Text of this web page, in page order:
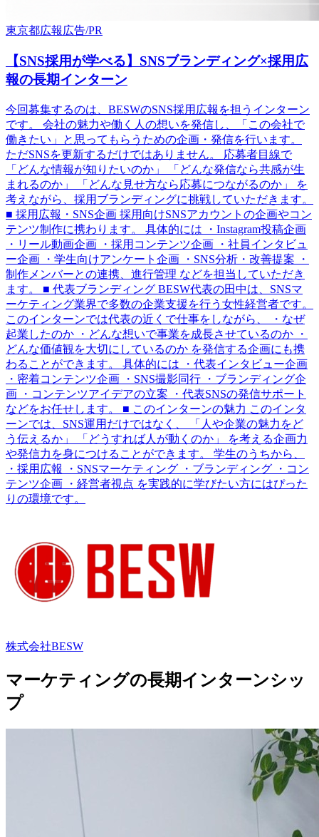
東京都広報広告/PR
【SNS採用が学べる】SNSブランディング×採用広
報の長期インターン
今回募集するのは、BESWのSNS採用広報を担うインターン
です。 会社の魅力や働く人の想いを発信し、「この会社で
働きたい」と思ってもらうための企画・発信を行います。
ただSNSを更新するだけではありません。 応募者目線で
「どんな情報が知りたいのか」 「どんな発信なら共感が生
まれるのか」 「どんな見せ方なら応募につながるのか」 を
考えながら、採用ブランディングに挑戦していただきます。
■ 採用広報・SNS企画 採用向けSNSアカウントの企画やコン
テンツ制作に携わります。 具体的には ・Instagram投稿企画
・リール動画企画 ・採用コンテンツ企画 ・社員インタビュ
ー企画 ・学生向けアンケート企画 ・SNS分析・改善提案 ・
制作メンバーとの連携、進行管理 などを担当していただき
ます。 ■ 代表ブランディング BESW代表の田中は、SNSマ
ーケティング業界で多数の企業支援を行う女性経営者です。
このインターンでは代表の近くで仕事をしながら、 ・なぜ
起業したのか ・どんな想いで事業を成長させているのか ・
どんな価値観を大切にしているのか を発信する企画にも携
わることができます。 具体的には ・代表インタビュー企画
・密着コンテンツ企画 ・SNS撮影同行 ・ブランディング企
画 ・コンテンツアイデアの立案 ・代表SNSの発信サポート
などをお任せします。 ■ このインターンの魅力 このインタ
ーンでは、SNS運用だけではなく、 「人や企業の魅力をど
う伝えるか」 「どうすれば人が動くのか」 を考える企画力
や発信力を身につけることができます。 学生のうちから、
・採用広報 ・SNSマーケティング ・ブランディング ・コン
テンツ企画 ・経営者視点 を実践的に学びたい方にはぴった
りの環境です。
株式会社BESW
マーケティングの長期インターンシッ
プ